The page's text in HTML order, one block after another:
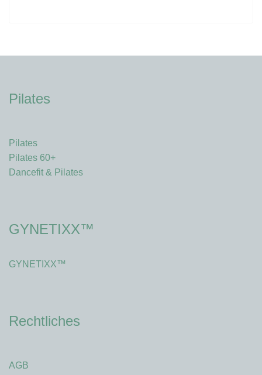
Pilates
Pilates
Pilates 60+
Dancefit & Pilates
GYNETIXX™
GYNETIXX™
Rechtliches
AGB